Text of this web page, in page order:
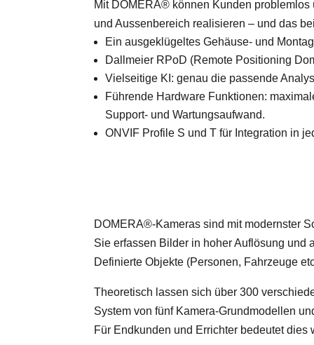
Mit DOMERA® können Kunden
und Aussenbereich realisieren – und das
Ein ausgeklügeltes Gehäuse- und
Dallmeier RPoD (Remote Positioning
Vielseitige KI: genau die passende
Führende Hardware Funktionen:
Support- und Wartungsaufwand.
ONVIF Profile S und T für Integration in
DOMERA®-Kameras sind mit modernster
Sie erfassen Bilder in hoher Auflösung und
Definierte Objekte (Personen, Fahrzeuge
Theoretisch lassen sich über 300
System von fünf Kamera-Grundmodellen
Für Endkunden und Errichter bedeutet